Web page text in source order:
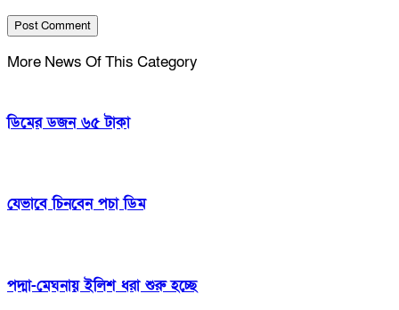
More News Of This Category
ডিমের ডজন ৬৫ টাকা
যেভাবে চিনবেন পচা ডিম
পদ্মা-মেঘনায় ইলিশ ধরা শুরু হচ্ছে